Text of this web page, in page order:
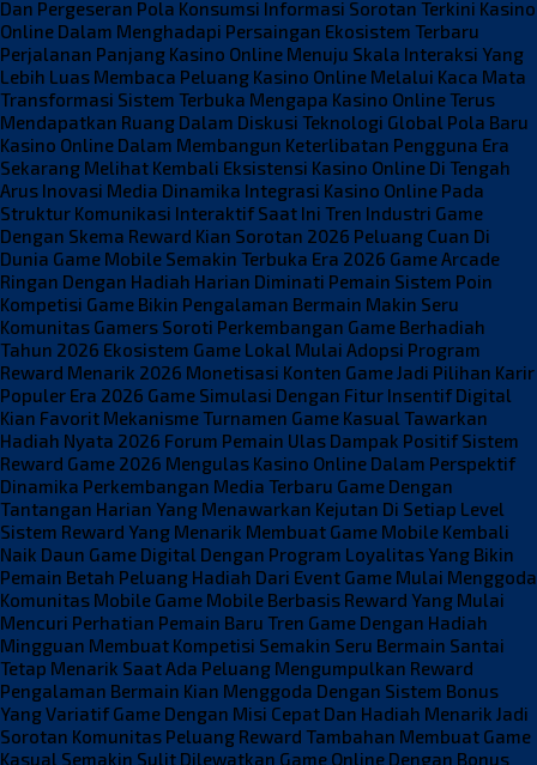
Dan Pergeseran Pola Konsumsi Informasi Sorotan Terkini Kasino
Online Dalam Menghadapi Persaingan Ekosistem Terbaru
Perjalanan Panjang Kasino Online Menuju Skala Interaksi Yang
Lebih Luas Membaca Peluang Kasino Online Melalui Kaca Mata
Transformasi Sistem Terbuka Mengapa Kasino Online Terus
Mendapatkan Ruang Dalam Diskusi Teknologi Global Pola Baru
Kasino Online Dalam Membangun Keterlibatan Pengguna Era
Sekarang Melihat Kembali Eksistensi Kasino Online Di Tengah
Arus Inovasi Media Dinamika Integrasi Kasino Online Pada
Struktur Komunikasi Interaktif Saat Ini Tren Industri Game
Dengan Skema Reward Kian Sorotan 2026 Peluang Cuan Di
Dunia Game Mobile Semakin Terbuka Era 2026 Game Arcade
Ringan Dengan Hadiah Harian Diminati Pemain Sistem Poin
Kompetisi Game Bikin Pengalaman Bermain Makin Seru
Komunitas Gamers Soroti Perkembangan Game Berhadiah
Tahun 2026 Ekosistem Game Lokal Mulai Adopsi Program
Reward Menarik 2026 Monetisasi Konten Game Jadi Pilihan Karir
Populer Era 2026 Game Simulasi Dengan Fitur Insentif Digital
Kian Favorit Mekanisme Turnamen Game Kasual Tawarkan
Hadiah Nyata 2026 Forum Pemain Ulas Dampak Positif Sistem
Reward Game 2026 Mengulas Kasino Online Dalam Perspektif
Dinamika Perkembangan Media Terbaru Game Dengan
Tantangan Harian Yang Menawarkan Kejutan Di Setiap Level
Sistem Reward Yang Menarik Membuat Game Mobile Kembali
Naik Daun Game Digital Dengan Program Loyalitas Yang Bikin
Pemain Betah Peluang Hadiah Dari Event Game Mulai Menggoda
Komunitas Mobile Game Mobile Berbasis Reward Yang Mulai
Mencuri Perhatian Pemain Baru Tren Game Dengan Hadiah
Mingguan Membuat Kompetisi Semakin Seru Bermain Santai
Tetap Menarik Saat Ada Peluang Mengumpulkan Reward
Pengalaman Bermain Kian Menggoda Dengan Sistem Bonus
Yang Variatif Game Dengan Misi Cepat Dan Hadiah Menarik Jadi
Sorotan Komunitas Peluang Reward Tambahan Membuat Game
Kasual Semakin Sulit Dilewatkan Game Online Dengan Bonus